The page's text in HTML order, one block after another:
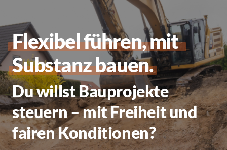
Flexibel führen,
mit
Substanz bauen.
Du willst Bauprojekte
steuern – mit Freiheit und
fairen Konditionen?